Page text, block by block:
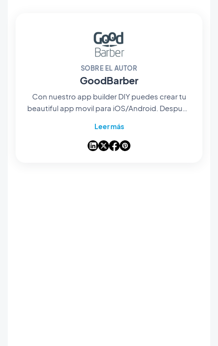
SOBRE EL AUTOR
GoodBarber
Con nuestro app builder DIY puedes crear tu
beautiful app movil para iOS/Android. Después
nuestro potente interfaz todo-en-uno.
Leer más